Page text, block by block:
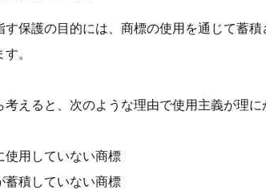
す保護の目的には、商標の使用を通じて蓄
。
考えると、次のような理由で使用主義が理に
使用していない商標
蓄積していない商標